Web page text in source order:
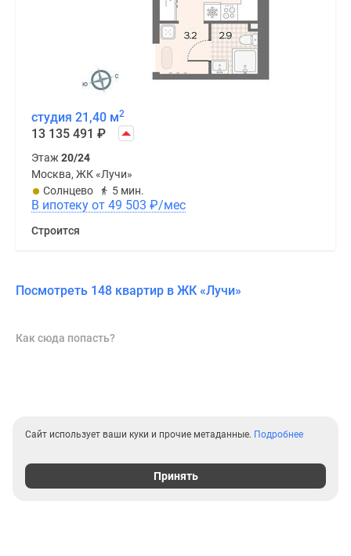
студия 21,40 м2
13 135 491 ₽
Этаж 20/24
Москва, ЖК «Лучи»
Солнцево
5 мин.
В ипотеку от 49 503 ₽/мес
Строится
Посмотреть 148 квартир в ЖК «Лучи»
Как сюда попасть?
Сайт использует ваши куки и прочие метаданные. Подробнее
Принять